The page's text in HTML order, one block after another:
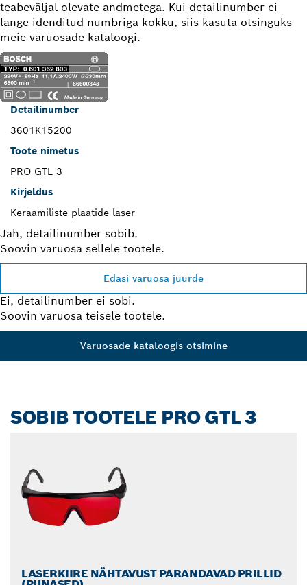
teabeväljal olevate andmetega. Kui detailinumber ei
lange idenditud numbriga kokku, siis kasuta otsinguks
meie varuosade kataloogi.
Detailinumber
3601K15200
Toote nimetus
PRO GTL 3
Kirjeldus
Keraamiliste plaatide laser
Jah, detailinumber sobib.
Soovin varuosa sellele tootele.
Edasi varuosa juurde
Ei, detailinumber ei sobi.
Soovin varuosa teisele tootele.
Varuosade kataloogis otsimine
SOBIB TOOTELE PRO GTL 3
LASERKIIRE NÄHTAVUST PARANDAVAD PRILLID